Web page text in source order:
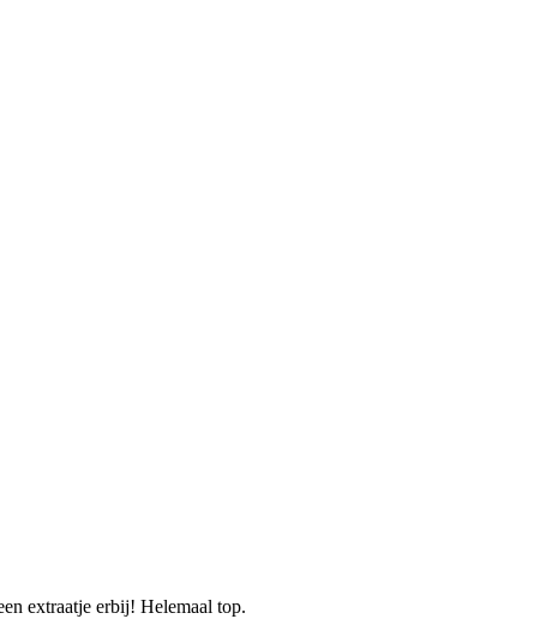
extraatje erbij! Helemaal top.